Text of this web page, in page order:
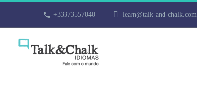
+33373557040 learn@talk-and-chalk.com